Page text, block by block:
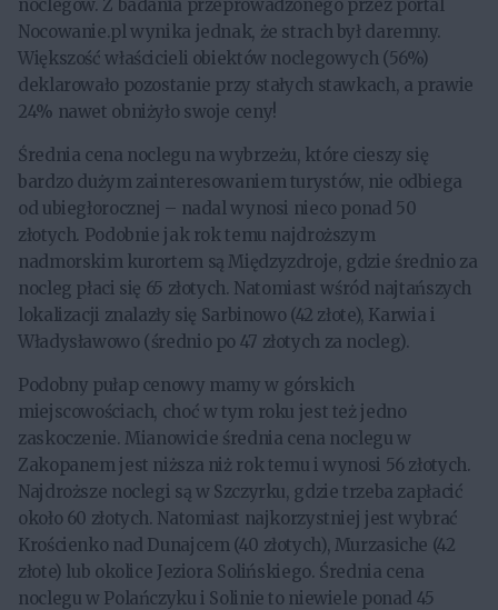
noclegów. Z badania przeprowadzonego przez portal
Nocowanie.pl wynika jednak, że strach był daremny.
Większość właścicieli obiektów noclegowych (56%)
deklarowało pozostanie przy stałych stawkach, a prawie
24% nawet obniżyło swoje ceny!
Średnia cena noclegu na wybrzeżu, które cieszy się
bardzo dużym zainteresowaniem turystów, nie odbiega
od ubiegłorocznej – nadal wynosi nieco ponad 50
złotych. Podobnie jak rok temu najdroższym
nadmorskim kurortem są Międzyzdroje, gdzie średnio za
nocleg płaci się 65 złotych. Natomiast wśród najtańszych
lokalizacji znalazły się Sarbinowo (42 złote), Karwia i
Władysławowo (średnio po 47 złotych za nocleg).
Podobny pułap cenowy mamy w górskich
miejscowościach, choć w tym roku jest też jedno
zaskoczenie. Mianowicie średnia cena noclegu w
Zakopanem jest niższa niż rok temu i wynosi 56 złotych.
Najdroższe noclegi są w Szczyrku, gdzie trzeba zapłacić
około 60 złotych. Natomiast najkorzystniej jest wybrać
Krościenko nad Dunajcem (40 złotych), Murzasiche (42
złote) lub okolice Jeziora Solińskiego. Średnia cena
noclegu w Polańczyku i Solinie to niewiele ponad 45